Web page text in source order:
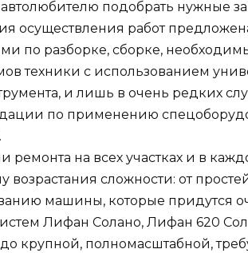
подобрать нужные
осуществления работ
по разборке, сборке,
техники с использованием
и лишь в очень редких
по применению
ремонта на всех участках и в
возрастания сложности: от
машины, которые придутся
Лифан Солано, Лифан 620
до крупной, полномасштабной,